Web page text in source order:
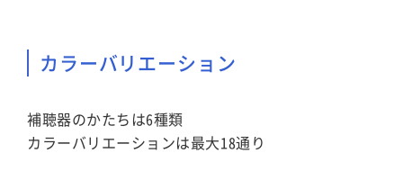
カラーバリエーション
補聴器のかたちは6種類
カラーバリエーションは最大18通り